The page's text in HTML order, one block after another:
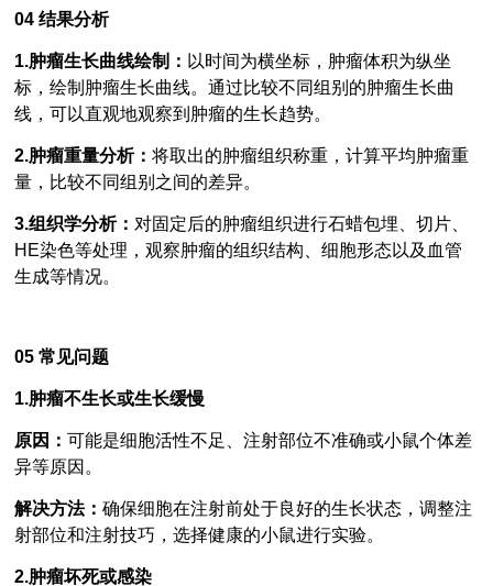
04结果分析
1.肿瘤生长曲线绘制： 以时间为横坐标，肿瘤体积为纵坐
标，绘制肿瘤生长曲线。通过比较不同组别的肿瘤生长曲
线，可以直观地观察到肿瘤的生长趋势。
2.肿瘤重量分析：将取出的肿瘤组织称重，计算平均肿瘤重
量，比较不同组别之间的差异。
3.组织学分析： 对固定后的肿瘤组织进行石蜡包埋、切片、
HE染色等处理，观察肿瘤的组织结构、细胞形态以及血管
生成等情况。
05常见问题
1.肿瘤不生长或生长缓慢
原因：可能是细胞活性不足、注射部位不准确或小鼠个体差
异等原因。
解决方法：确保细胞在注射前处于良好的生长状态，调整注
射部位和注射技巧，选择健康的小鼠进行实验。
2.肿瘤坏死或感染